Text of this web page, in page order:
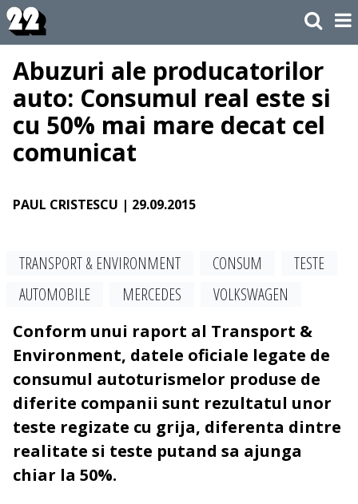
Abuzuri ale producatorilor
auto: Consumul real este si
cu 50% mai mare decat cel
comunicat
PAUL CRISTESCU | 29.09.2015
TRANSPORT & ENVIRONMENT CONSUM
TESTE
AUTOMOBILE
MERCEDES
VOLKSWAGEN
Conform unui raport al Transport &
Environment, datele oficiale legate de
consumul autoturismelor produse de
diferite companii sunt rezultatul unor
teste regizate cu grija, diferenta dintre
realitate si teste putand sa ajunga
chiar la 50%.